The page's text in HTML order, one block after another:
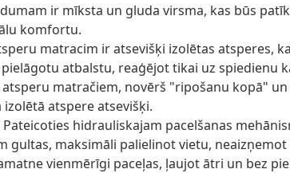
ir mīksta un gluda virsma, kas būs
komfortu.
matracim ir atsevišķi izolētas atsperes,
atbalstu, reaģējot tikai uz spiedienu
matračiem, novērš "ripošanu kopā"
atspere atsevišķi.
hidrauliskajam pacelšanas
gultas, maksimāli palielinot vietu,
vienmērīgi paceļas, ļaujot ātri un bez